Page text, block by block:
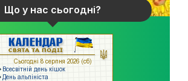
Що у нас сьогодні?